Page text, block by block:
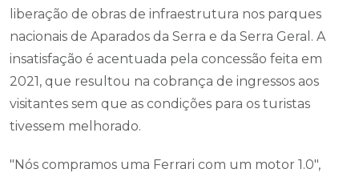
liberação de obras de infraestrutura nos parques
nacionais de Aparados da Serra e da Serra Geral. A
insatisfação é acentuada pela concessão feita em
2021, que resultou na cobrança de ingressos aos
visitantes sem que as condições para os turistas
tivessem melhorado.
"Nós compramos uma Ferrari com um motor 1.0",